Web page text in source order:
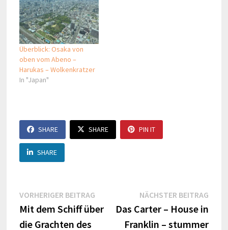
Überblick: Osaka von
oben vom Abeno –
Harukas – Wolkenkratzer
In "Japan"
SHARE SHARE PIN IT
SHARE
Beitragsnavigation
VORHERIGER BEITRAGVorheriger
Beitrag:
Mit dem Schiff über
die Grachten des
NÄCHSTER BEITRAG
Das Carter – House in
Franklin – stummer